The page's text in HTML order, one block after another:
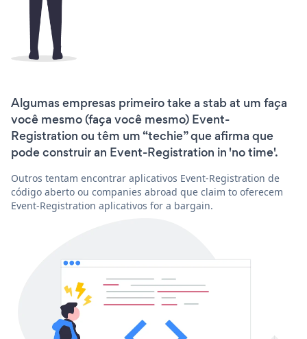
Algumas empresas primeiro take a stab at um faça
você mesmo (faça você mesmo) Event-
Registration ou têm um “techie” que afirma que
pode construir an Event-Registration in 'no time'.
Outros tentam encontrar aplicativos Event-Registration de
código aberto ou companies abroad que claim to oferecem
Event-Registration aplicativos for a bargain.